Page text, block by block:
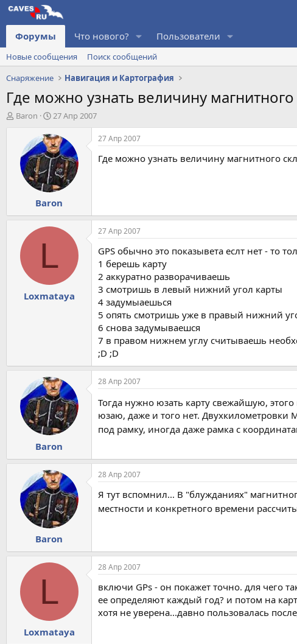
Форумы Что нового? Пользователи
Новые сообщения
Поиск сообщений
Снаряжение
Навигация и Картография
Где можно узнать величину
А
Baron
Д
т
а
н
а
ч
а
л
а
27 Апр 2007
Baron
27 Апр 2007
Где можно узнать величину магнитного
L
Loxmataya
27 Апр 2007
GPS обычно это показывета еслт нет - то
1 берешь карту
2 аккуратно разворачиваешь
3 смотришь в левый нижний угол карты
4 задумыаешься
5 опять смотришь уже в правый нижний
6 снова задумываешся
7 в правом нижнем углу считываешь
;D ;D
Baron
28 Апр 2007
Тогда нужно юзать карту свежайшую, этого
юзаю, даже и того нет. Двухкилометровки
под рамку, иногда даже рамка с
Baron
28 Апр 2007
Я тут вспомнил... В "блужданиях"
местности и конкретного времени
L
Loxmataya
28 Апр 2007
включи GPs - он покажет точно. для чего
ее определяют каждый год? и потом на
хотя не уверена...давно пользовалась